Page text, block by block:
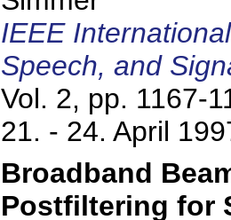
IEEE
Speech, and
Vol. 2, pp. 1167-
21. - 24. April
Broadband
Postfiltering for